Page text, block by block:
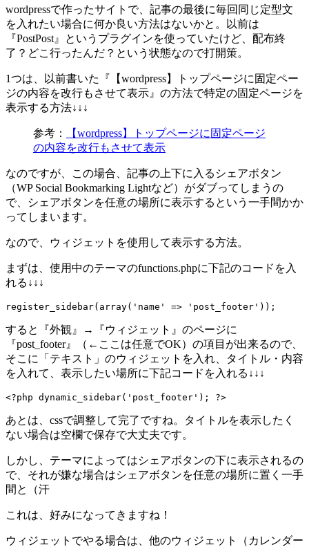
wordpressで作ったサイトで、記事の最後に毎回同じ定型文
を入れたい場合に何か良い方法はないかと。以前は
『PostPost』というプラグインを使っていたけど、配布終
了？どこ行ったんだ？という状態なので打開策。
1つは、以前書いた『【wordpress】トップページに固定ペー
ジの内容を改行もさせて表示』の方法で特定の固定ページを
表示する方法↓↓↓
参考：
【wordpress】トップページに固定ページ
の内容を改行もさせて表示
なのですが、この場合、記事の上下に入るシェアボタン
（WP Social Bookmarking Lightなど）がダブってしまうの
で、シェアボタンを任意の場所に表示するという一手間かか
ってしまいます。
なので、ウィジェットを使用して表示する方法。
まずは、使用中のテーマのfunctions.phpに下記のコードを入
れる↓↓↓
register_sidebar(array('name' => 'post_footer'));
すると『外観』→『ウィジェット』のページに
『post_footer』（←ここは任意でOK）の項目が出来るので、
そこに「テキスト」のウィジェットを入れ、タイトル・内容
を入れて、表示したい場所に下記コードを入れる↓↓↓
<?php dynamic_sidebar('post_footer'); ?>
あとは、cssで調整して完了ですね。タイトルを表示したく
ない場合は空欄で保存で大丈夫です。
しかし、テーマによってはシェアボタンの下に表示されるの
で、それが嫌な場合はシェアボタンを任意の場所に置く一手
間と（汗
これは、好みになってきますね！
ウィジェットでやる場合は、他のウィジェット（カレンダー